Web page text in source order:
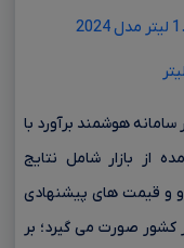
سوپرب توربو 1.4 لیتر در سامانه هوشمند برآورد با
از بازار شامل نتایج
و قیمت های پیشنهادی
کشور صورت می گیرد؛ بر